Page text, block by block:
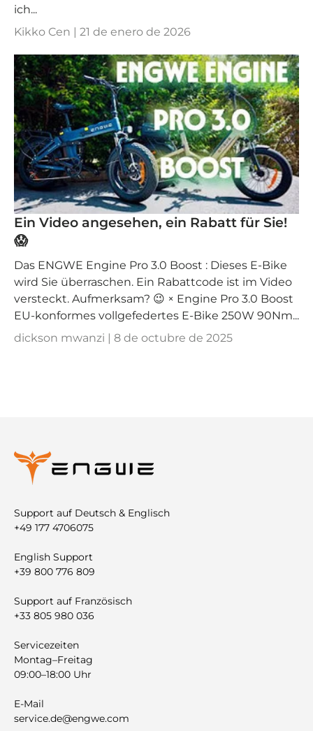
ich...
Kikko Cen | 21 de enero de 2026
Ein Video angesehen, ein Rabatt für Sie!
😱
Das ENGWE Engine Pro 3.0 Boost : Dieses E-Bike
wird Sie überraschen. Ein Rabattcode ist im Video
versteckt. Aufmerksam? 😉 × Engine Pro 3.0 Boost
EU-konformes vollgefedertes E-Bike 250W 90Nm...
dickson mwanzi | 8 de octubre de 2025
Support auf Deutsch & Englisch
+49 177 4706075
English Support
+39 800 776 809
Support auf Französisch
+33 805 980 036
Servicezeiten
Montag–Freitag
09:00–18:00 Uhr
E-Mail
service.de@engwe.com